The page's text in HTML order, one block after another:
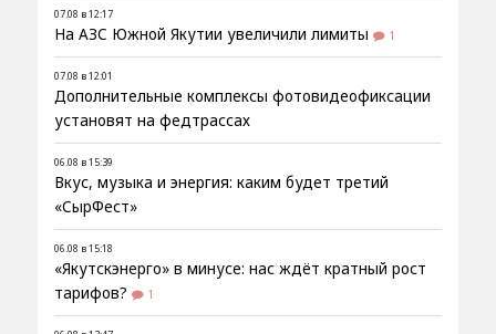
07.08 в 12:17
На АЗС Южной Якутии увеличили лимиты 1
07.08 в 12:01
Дополнительные комплексы фотовидеофиксации
установят на федтрассах
06.08 в 15:39
Вкус, музыка и энергия: каким будет третий
«СырФест»
06.08 в 15:18
«Якутскэнерго» в минусе: нас ждёт кратный рост
тарифов?
1